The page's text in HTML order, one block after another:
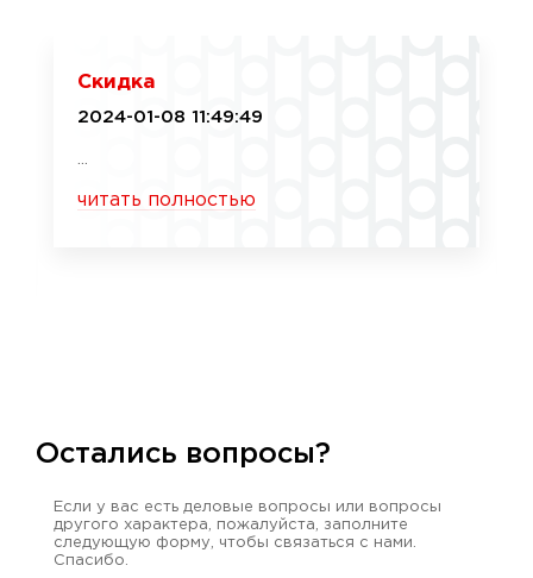
Скидка
2024-01-08 11:49:49
читать полностью
Остались вопросы?
Если у вас есть деловые вопросы или вопросы
другого характера, пожалуйста, заполните
следующую форму, чтобы связаться с нами.
Спасибо.